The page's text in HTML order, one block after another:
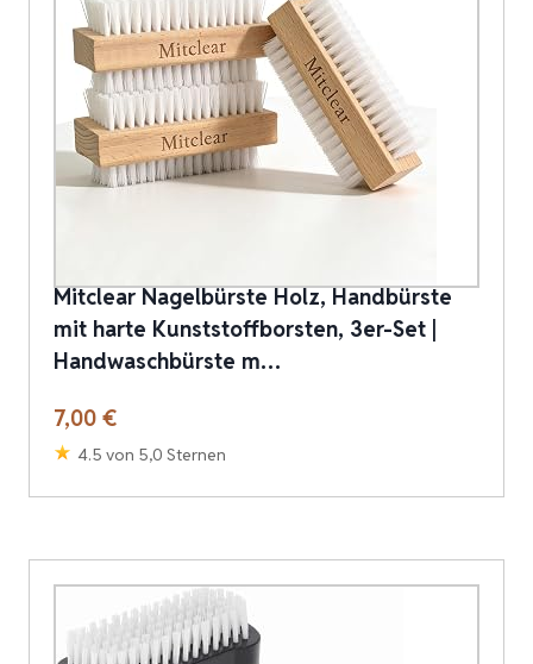
Mitclear Nagelbürste Holz, Handbürste
mit harte Kunststoffborsten, 3er-Set |
Handwaschbürste m…
7,00 €
4.5 von 5,0 Sternen